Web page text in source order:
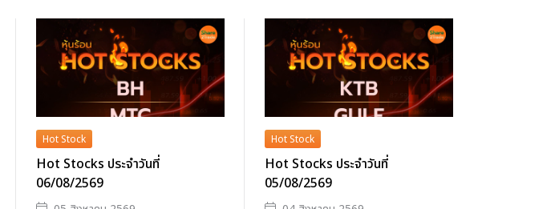
Hot Stock
Hot Stocks ประจำวันที่
06/08/2569
Hot Stock
Hot Stocks ประจำวันที่
05/08/2569